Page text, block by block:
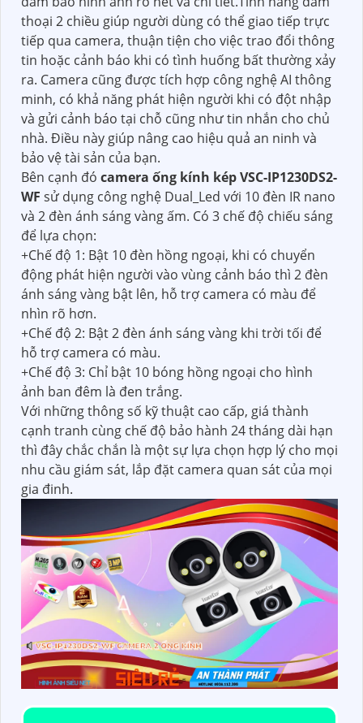
thoại 2 chiều giúp người dùng có thể giao tiếp trực
tiếp qua camera, thuận tiện cho việc trao đổi thông
tin hoặc cảnh báo khi có tình huống bất thường xảy
ra. Camera cũng được tích hợp công nghệ AI thông
minh, có khả năng phát hiện người khi có đột nhập
và gửi cảnh báo tại chỗ cũng như tin nhắn cho chủ
nhà. Điều này giúp nâng cao hiệu quả an ninh và
bảo vệ tài sản của bạn.
Bên cạnh đó camera ống kính kép VSC-IP1230DS2-
WF sử dụng công nghệ Dual_Led với 10 đèn IR nano
và 2 đèn ánh sáng vàng ấm. Có 3 chế độ chiếu sáng
để lựa chọn:
+Chế độ 1: Bật 10 đèn hồng ngoại, khi có chuyển
động phát hiện người vào vùng cảnh báo thì 2 đèn
ánh sáng vàng bật lên, hỗ trợ camera có màu để
nhìn rõ hơn.
+Chế độ 2: Bật 2 đèn ánh sáng vàng khi trời tối để
hỗ trợ camera có màu.
+Chế độ 3: Chỉ bật 10 bóng hồng ngoại cho hình
ảnh ban đêm là đen trắng.
Với những thông số kỹ thuật cao cấp, giá thành
cạnh tranh cùng chế độ bảo hành 24 tháng dài hạn
thì đây chắc chắn là một sự lựa chọn hợp lý cho mọi
nhu cầu giám sát, lắp đặt camera quan sát của mọi
gia đinh.